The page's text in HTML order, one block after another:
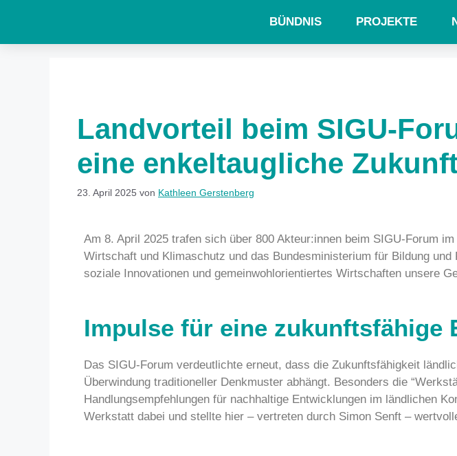
BÜNDNIS PROJEKTE
Landvorteil beim SIGU-
eine enkeltaugliche
23. April 2025 von Kathleen Gerstenberg
Am 8. April 2025 trafen sich über 800 Akteur:innen beim SIGU-Forum
Wirtschaft und Klimaschutz und das Bundesministerium für Bildung
soziale Innovationen und gemeinwohlorientiertes Wirtschaften unsere
Impulse für eine zukunftsfähige
Das SIGU-Forum verdeutlichte erneut, dass die Zukunftsfähigkeit
Überwindung traditioneller Denkmuster abhängt. Besonders die
Handlungsempfehlungen für nachhaltige Entwicklungen im ländlichen
Werkstatt dabei und stellte hier – vertreten durch Simon Senft –